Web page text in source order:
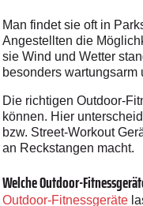
Man findet sie oft in
Angestellten die
sie Wind und Wetter
besonders
Die richtigen Outdoor-
können. Hier
bzw. Street-Workout
an Reckstangen macht.
Welche Outdoor-
Outdoor-Fitnessgeräte